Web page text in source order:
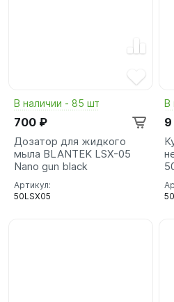
В наличии - 85 шт
700 ₽
Дозатор для жидкого
мыла BLANTEK LSX-05
Nano gun black
Артикул:
50LSX05
В